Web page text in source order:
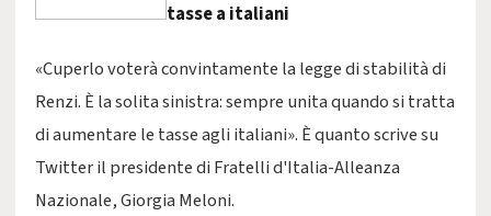
tasse a italiani
«Cuperlo voterà convintamente la legge di stabilità di
Renzi. È la solita sinistra: sempre unita quando si tratta
di aumentare le tasse agli italiani». È quanto scrive su
Twitter il presidente di Fratelli d'Italia-Alleanza
Nazionale, Giorgia Meloni.